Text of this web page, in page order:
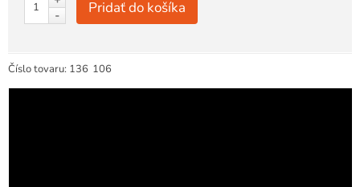
-
Pridať do košíka
Číslo tovaru: 136 106